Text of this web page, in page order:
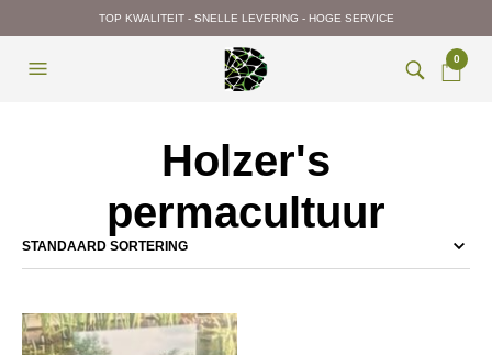
TOP KWALITEIT - SNELLE LEVERING - HOGE SERVICE
0
Holzer's
permacultuur